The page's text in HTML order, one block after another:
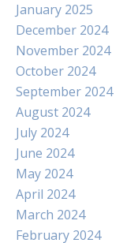
January 2025
December 2024
November 2024
October 2024
September 2024
August 2024
July 2024
June 2024
May 2024
April 2024
March 2024
February 2024